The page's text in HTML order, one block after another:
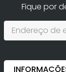
Fique por